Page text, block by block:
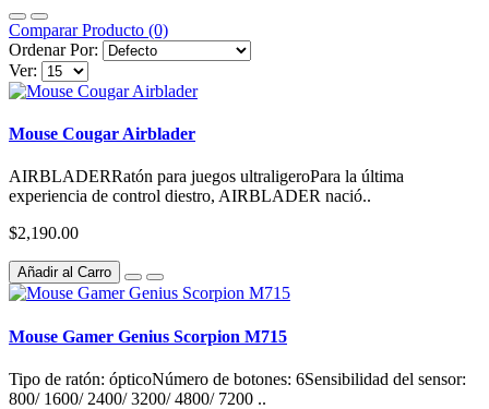
Comparar Producto (0)
Ordenar Por:
Ver:
Mouse Cougar Airblader
AIRBLADERRatón para juegos ultraligeroPara la última
experiencia de control diestro, AIRBLADER nació..
$2,190.00
Añadir al Carro
Mouse Gamer Genius Scorpion M715
Tipo de ratón: ópticoNúmero de botones: 6Sensibilidad del sensor:
800/ 1600/ 2400/ 3200/ 4800/ 7200 ..